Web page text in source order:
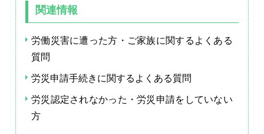
関連情報
労働災害に遭った方・ご家族に関するよくある
質問
労災申請手続きに関するよくある質問
労災認定されなかった・労災申請をしていない
方